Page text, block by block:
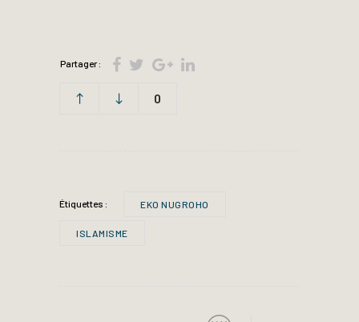
Partager :
0
Étiquettes : EKO NUGROHO
ISLAMISME